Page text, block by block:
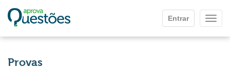
Entrar
Provas